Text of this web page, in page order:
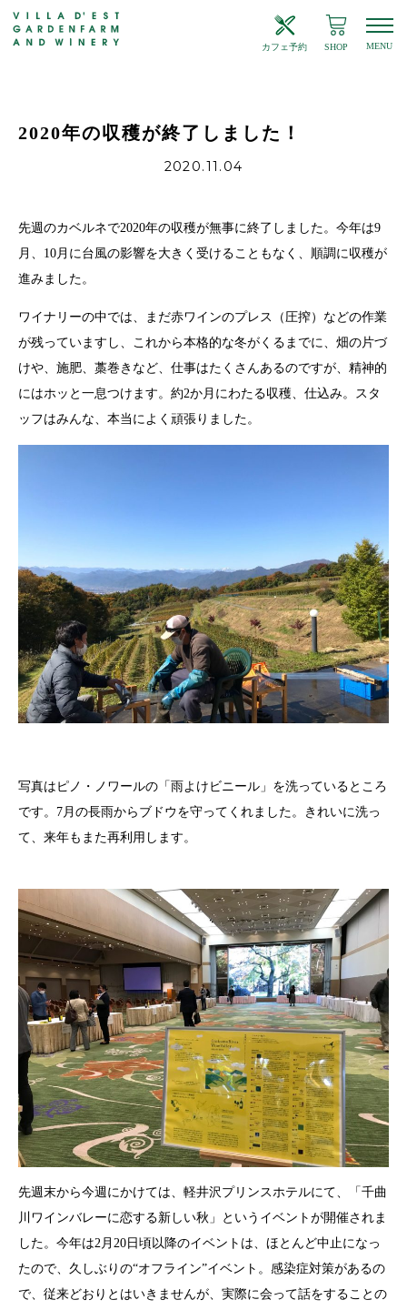
カフェ予約 SHOP MENU
2020年の収穫が終了しました！
2020.11.04
先週のカベルネで2020年の収穫が無事に終了しました。今年は9
月、 10月に台風の影響を大きく受けることもなく、順調に収穫が
進みました。
ワイナリーの中では、まだ赤ワインのプレス（圧搾）などの作業
が残っていますし、これから本格的な冬がくるまでに、畑の片づ
けや、施肥、藁巻きなど、仕事はたくさんあるのですが、精神的
にはホッと一息つけます。約2か月にわたる収穫、仕込み。スタ
ッフはみんな、本当によく頑張りました。
写真はピノ・ノワールの「雨よけビニール」を洗っているところ
です。 7月の長雨からブドウを守ってくれました。きれいに洗っ
て、来年もまた再利用します。
先週末から今週にかけては、軽井沢プリンスホテルにて、「千曲
川ワインバレーに恋する新しい秋」というイベントが開催されま
した。今年は2月 20 日頃以降のイベントは、ほとんど中止になっ
たので、久しぶりの“オフライン”イベント。感染症対策があるの
で、従来どおりとはいきませんが、実際に会って話をすることの